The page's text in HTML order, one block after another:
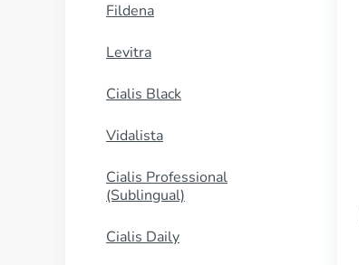
Fildena
Levitra
Cialis Black
Vidalista
Cialis Professional
(Sublingual)
Cialis Daily